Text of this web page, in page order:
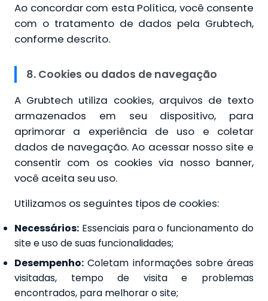
Ao concordar com esta Política, você consente
com o tratamento de dados pela Grubtech,
conforme descrito.
8. Cookies ou dados de navegação
A Grubtech utiliza cookies, arquivos de texto
armazenados em seu dispositivo, para
aprimorar a experiência de uso e coletar
dados de navegação. Ao acessar nosso site e
consentir com os cookies via nosso banner,
você aceita seu uso.
Utilizamos os seguintes tipos de cookies:
Necessários: Essenciais para o funcionamento do
site e uso de suas funcionalidades;
Desempenho: Coletam informações sobre áreas
visitadas, tempo de visita e problemas
encontrados, para melhorar o site;